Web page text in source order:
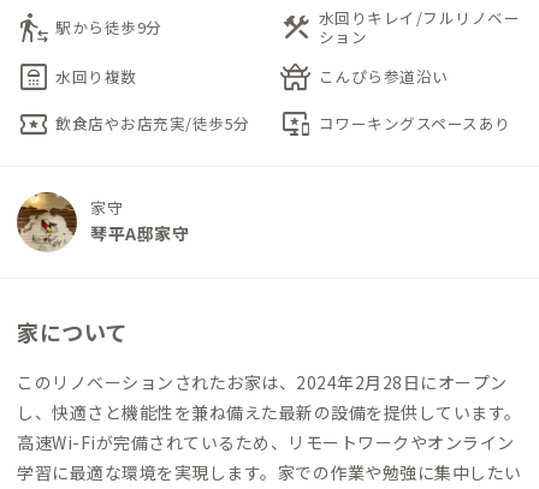
transfer_within_a_station 駅から徒歩9分 construction 水回りキレイ/フルリノベー
ション
bathroom 水回り複数 temple_buddhist こんぴら参道沿い
local_activity 飲食店やお店充実/徒歩5分 important_devices コワーキングスペースあり
家守
琴平A邸家守
家について
このリノベーションされたお家は、2024年2月28日にオープン
し、快適さと機能性を兼ね備えた最新の設備を提供しています。
高速Wi-Fiが完備されているため、リモートワークやオンライン
学習に最適な環境を実現します。家での作業や勉強に集中したい